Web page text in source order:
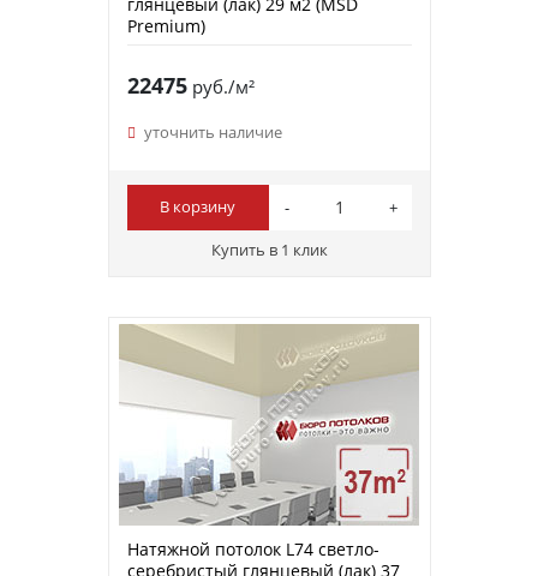
Premium)
22475руб./м²
уточнить наличие
В корзину
Купить в 1 клик
Натяжной потолок L74 светло-
серебристый глянцевый (лак) 37